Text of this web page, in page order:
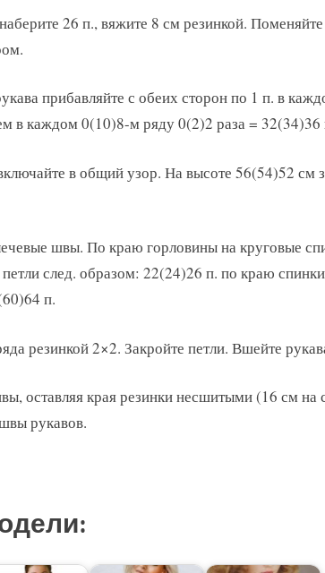
26 п., вяжите 8 см резинкой.
прибавляйте с обеих сторон по 1 п. в
в каждом 0(10)8-м ряду 0(2)2 раза = 32(34)36
в общий узор. На высоте 56(54)52 см
швы. По краю горловины на круговые
след. образом: 22(24)26 п. по краю
п.
резинкой 2×2. Закройте петли. Вшейте
оставляя края резинки несшитыми (16 см на
рукавов.